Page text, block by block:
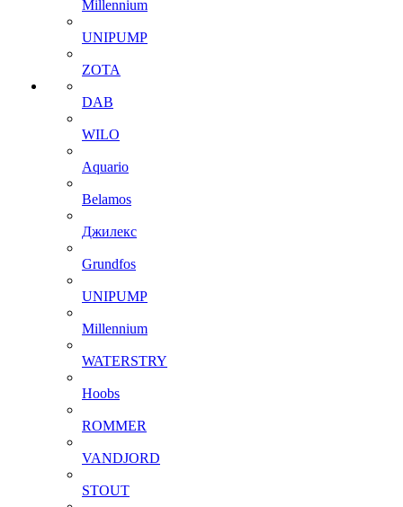
Millennium
UNIPUMP
ZOTA
DAB
WILO
Aquario
Belamos
Джилекс
Grundfos
UNIPUMP
Millennium
WATERSTRY
Hoobs
ROMMER
VANDJORD
STOUT